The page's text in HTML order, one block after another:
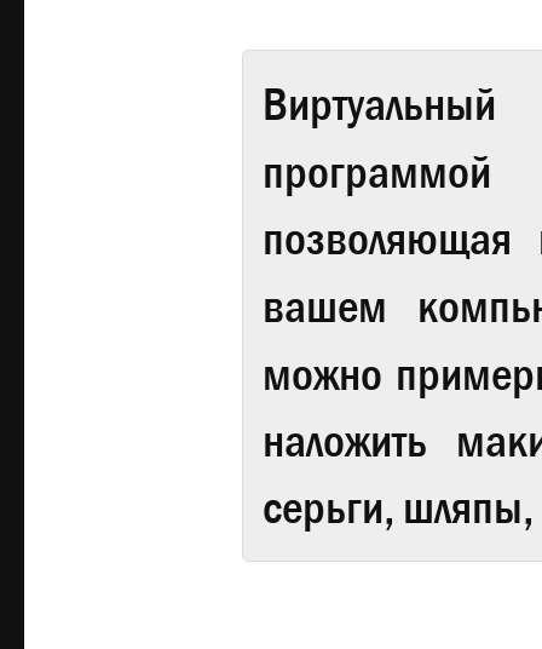
Виртуальный
вашем
можно
наложить
серьги,